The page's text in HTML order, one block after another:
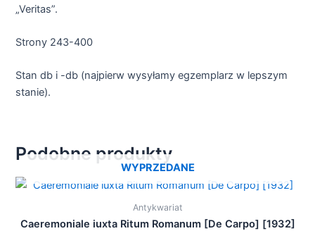
„Veritas”.
Strony 243-400
Stan db i -db (najpierw wysyłamy egzemplarz w lepszym
stanie).
Podobne produkty
WYPRZEDANE
Antykwariat
Caeremoniale iuxta Ritum Romanum [De Carpo] [1932]